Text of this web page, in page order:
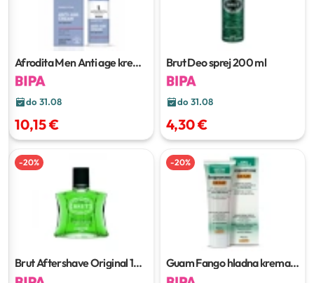
Afrodita Men Anti age krema
50 ml
do 31.08
10,15 €
Brut Deo sprej200 ml
do 31.08
4,30 €
-20%
Brut Aftershave Original100
ml
-20%
Guam Fango hladna krema
protiv celulita